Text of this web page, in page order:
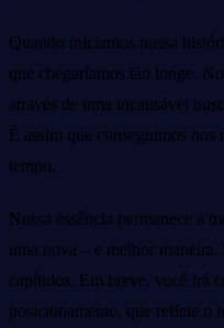
Quando iniciamos nossa
que chegaríamos tão longe.
através de uma incansável
É assim que conseguimos
tempo.
Nossa essência permanece a
uma nova – e melhor
capítulos. Em breve, você irá
posicionamento, que reflete o